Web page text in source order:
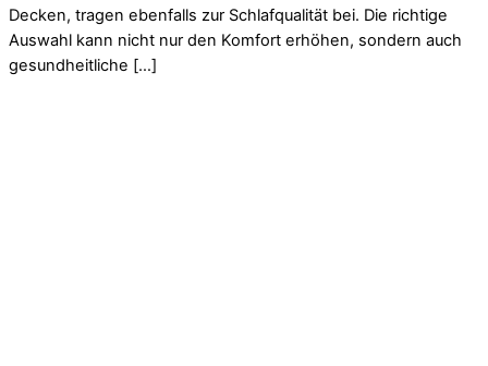
Decken, tragen ebenfalls zur Schlafqualität bei. Die richtige
Auswahl kann nicht nur den Komfort erhöhen, sondern auch
gesundheitliche […]